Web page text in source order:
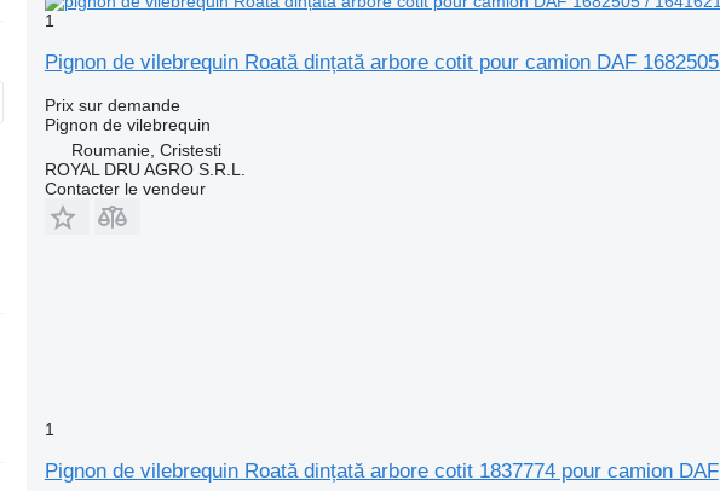
1
Pignon de vilebrequin Roată dințată arbore cotit pour camion DAF
Prix sur demande
Pignon de vilebrequin
Roumanie, Cristesti
ROYAL DRU AGRO S.R.L.
Contacter le vendeur
1
Pignon de vilebrequin Roată dințată arbore cotit 1837774 pour camion DAF